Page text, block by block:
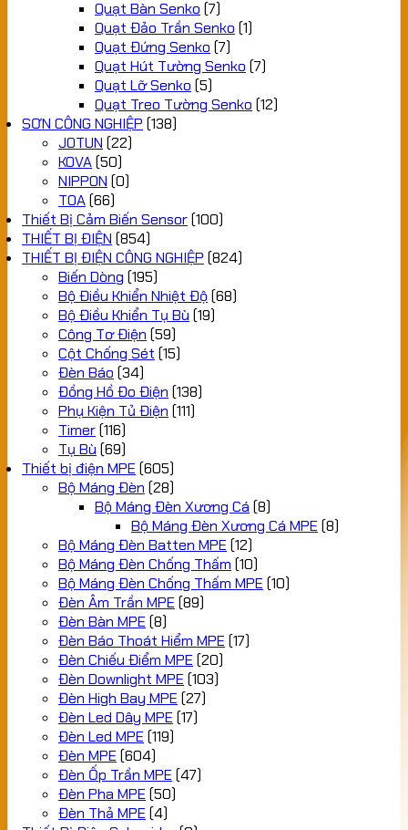
Quạt Bàn Senko (7)
Quạt Đảo Trần Senko (1)
Quạt Đứng Senko (7)
Quạt Hút Tường Senko (7)
Quạt Lỡ Senko (5)
Quạt Treo Tường Senko (12)
SƠN CÔNG NGHIỆP (138)
JOTUN (22)
KOVA(50)
NIPPON (0)
TOA(66)
Thiết Bị Cảm Biến Sensor(100)
THIẾT BỊ ĐIỆN (854)
THIẾT BỊ ĐIỆN CÔNG NGHIỆP (824)
Biến Dòng (195)
Bộ Điều Khiển Nhiệt Độ (68)
Bộ Điều Khiển Tụ Bù (19)
Công Tơ Điện (59)
Cột Chống Sét (15)
Đèn Báo (34)
Đồng Hồ Đo Điện (138)
Phụ Kiện Tủ Điện (111)
Timer(116)
Tụ Bù (69)
Thiết bị điện MPE (605)
Bộ Máng Đèn (28)
Bộ Máng Đèn Xương Cá (8)
Bộ Máng Đèn Xương Cá MPE (8)
Bộ Máng Đèn Batten MPE (12)
Bộ Máng Đèn Chống Thấm (10)
Bộ Máng Đèn Chống Thấm MPE (10)
Đèn Âm Trần MPE (89)
Đèn Bàn MPE (8)
Đèn Báo Thoát Hiểm MPE (17)
Đèn Chiếu Điểm MPE (20)
Đèn Downlight MPE (103)
Đèn High Bay MPE (27)
Đèn Led Dây MPE (17)
Đèn Led MPE (119)
Đèn MPE (604)
Đèn Ốp Trần MPE (47)
Đèn Pha MPE (50)
Đèn Thả MPE (4)